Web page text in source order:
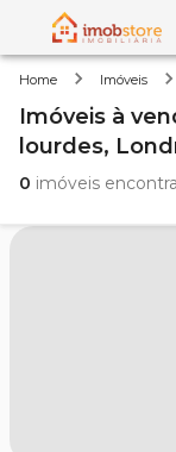
Home Imóveis
Imóveis à
lourdes,
0 imóveis